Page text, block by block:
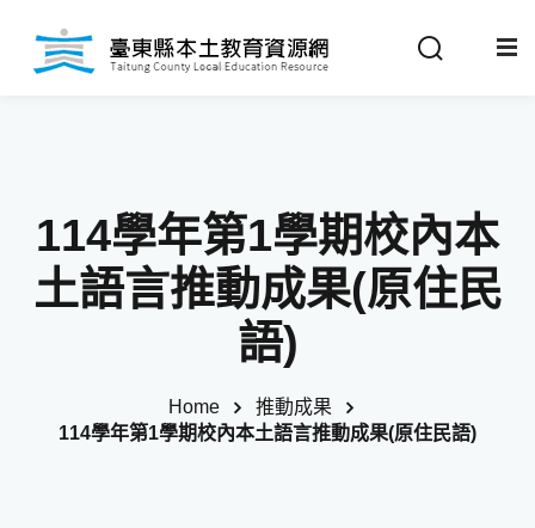
新消息
策法規
114學年第1學期校內本
土語言推動成果(原住民
語)
Home
推動成果
114學年第1學期校內本土語言推動成果(原住民語)
Sign in Sign up
Remember me Lost your password?